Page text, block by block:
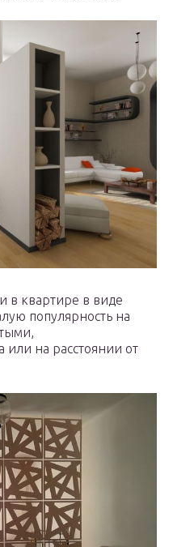
в квартире в виде
популярность на
на расстоянии от